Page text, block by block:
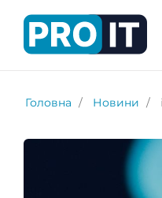
Головна Новини